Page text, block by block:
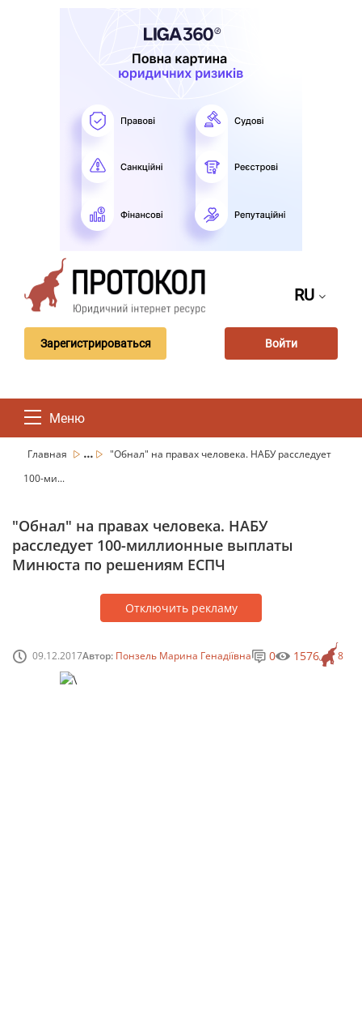
RU
Зарегистрироваться Войти
Меню
Главная ...
"Обнал" на правах человека. НАБУ расследует
100-ми...
"Обнал" на правах человека. НАБУ
расследует 100-миллионные выплаты
Минюста по решениям ЕСПЧ
Отключить рекламу
09.12.2017Автор: Понзель Марина Генадіївна 8
0 1576